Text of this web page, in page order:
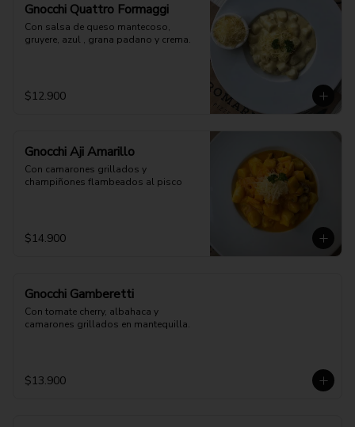
Gnocchi Quattro Formaggi
Con salsa de queso mantecoso,
gruyere, azul , grana padano y crema.
$12.900
Gnocchi Aji Amarillo
Con camarones grillados y
champiñones flambeados al pisco
$14.900
Gnocchi Gamberetti
Con tomate cherry, albahaca y
camarones grillados en mantequilla.
$13.900